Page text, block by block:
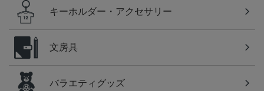
キーホルダー・アクセサリー
文房具
バラエティグッズ